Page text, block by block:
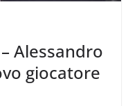
Alessandro
giocatore